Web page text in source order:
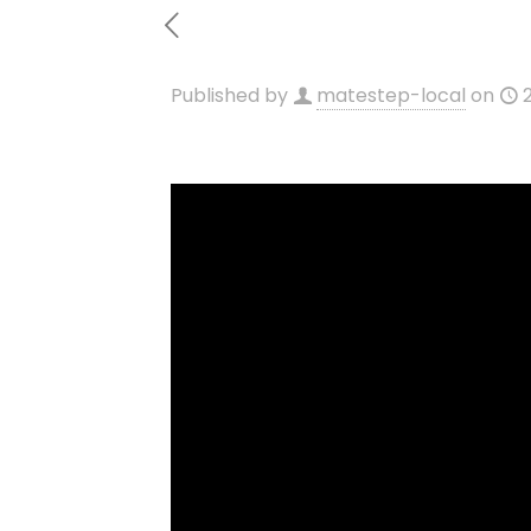
Published by matestep-local on